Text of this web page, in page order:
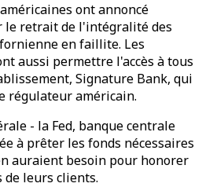
ont annoncé
retrait de l'intégralité des
en faillite. Les
aussi permettre l'accès à tous
Signature Bank, qui
régulateur américain.
- la Fed, banque centrale
à prêter les fonds nécessaires
auraient besoin pour honorer
de leurs clients.